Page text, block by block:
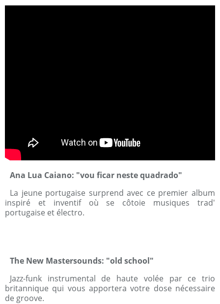
Ana Lua Caiano: "vou ficar neste quadrado"
La jeune portugaise surprend avec ce premier album
inspiré et inventif où se côtoie musiques trad'
portugaise et électro.
The New Mastersounds: "old school"
Jazz-funk instrumental de haute volée par ce trio
britannique qui vous apportera votre dose nécessaire
de groove.